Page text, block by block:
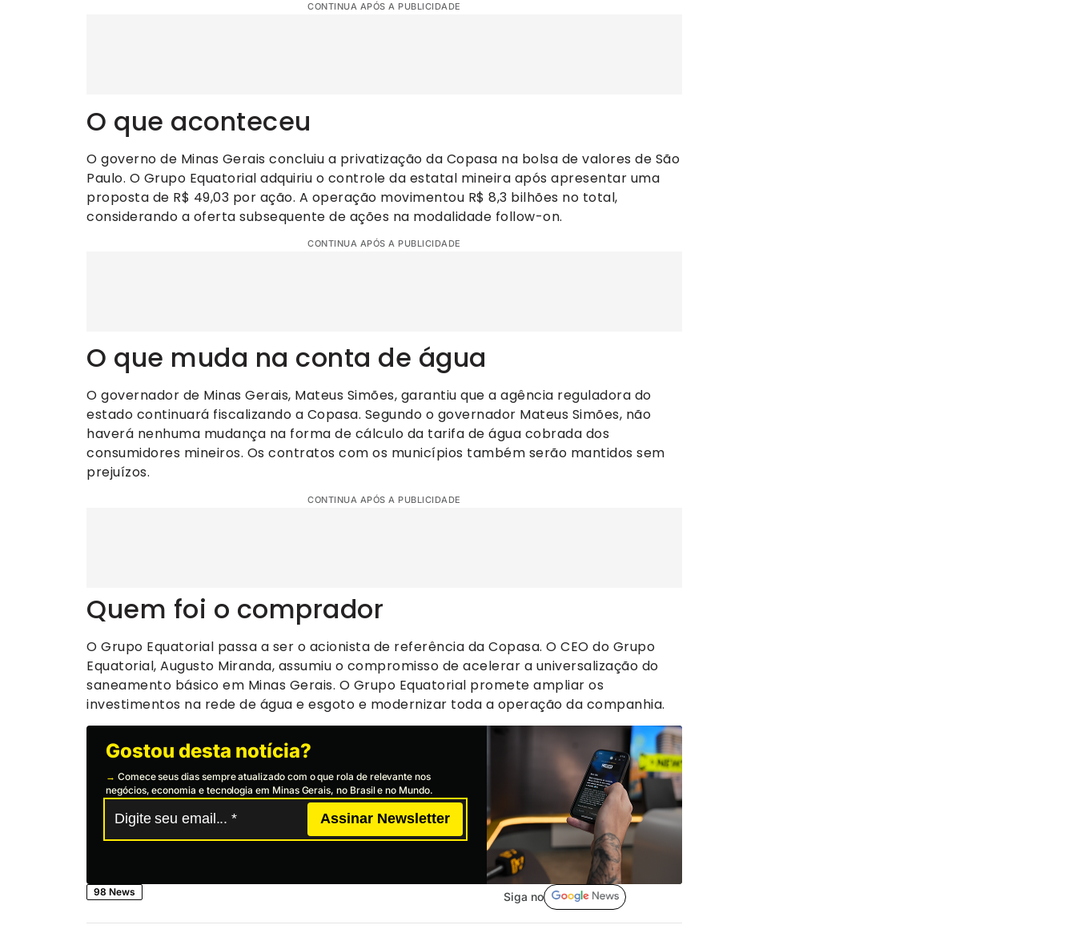
CONTINUA APÓS A PUBLICIDADE
O que aconteceu
O governo de Minas Gerais concluiu a privatização da Copasa na bolsa de valores de São
Paulo. O Grupo Equatorial adquiriu o controle da estatal mineira após apresentar uma
proposta de R$ 49,03 por ação. A operação movimentou R$ 8,3 bilhões no total,
considerando a oferta subsequente de ações na modalidade follow-on.
CONTINUA APÓS A PUBLICIDADE
O que muda na conta de água
O governador de Minas Gerais, Mateus Simões, garantiu que a agência reguladora do
estado continuará fiscalizando a Copasa. Segundo o governador Mateus Simões, não
haverá nenhuma mudança na forma de cálculo da tarifa de água cobrada dos
consumidores mineiros. Os contratos com os municípios também serão mantidos sem
prejuízos.
CONTINUA APÓS A PUBLICIDADE
Quem foi o comprador
O Grupo Equatorial passa a ser o acionista de referência da Copasa. O CEO do Grupo
Equatorial, Augusto Miranda, assumiu o compromisso de acelerar a universalização do
saneamento básico em Minas Gerais. O Grupo Equatorial promete ampliar os
investimentos na rede de água e esgoto e modernizar toda a operação da companhia.
Gostou desta notícia?
→ Comece seus dias sempre atualizado com o que rola de relevante nos
negócios, economia e tecnologia em Minas Gerais, no Brasil e no Mundo.
Assinar Newsletter
98 News Siga no